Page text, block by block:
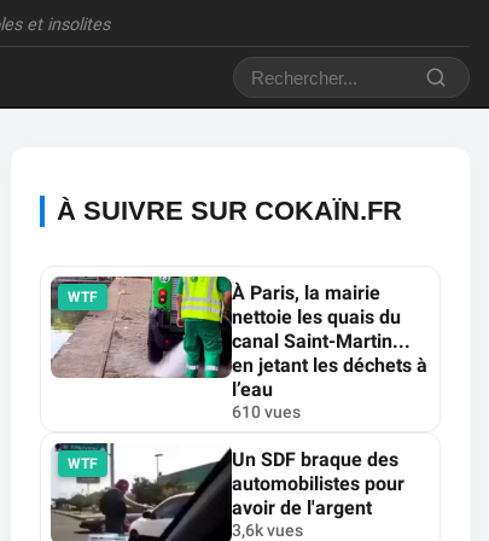
et insolites
À SUIVRE SUR COKAÏN.FR
WTF
À Paris, la mairie
nettoie les quais du
canal Saint-Martin...
en jetant les déchets à
l’eau
610 vues
WTF
Un SDF braque des
automobilistes pour
avoir de l'argent
3,6k vues